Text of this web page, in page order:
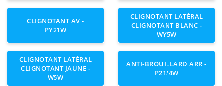
CLIGNOTANT AV -
PY21W
CLIGNOTANT LATÉRAL
CLIGNOTANT BLANC -
WY5W
CLIGNOTANT LATÉRAL
CLIGNOTANT JAUNE -
W5W
ANTI-BROUILLARD ARR -
P21/4W